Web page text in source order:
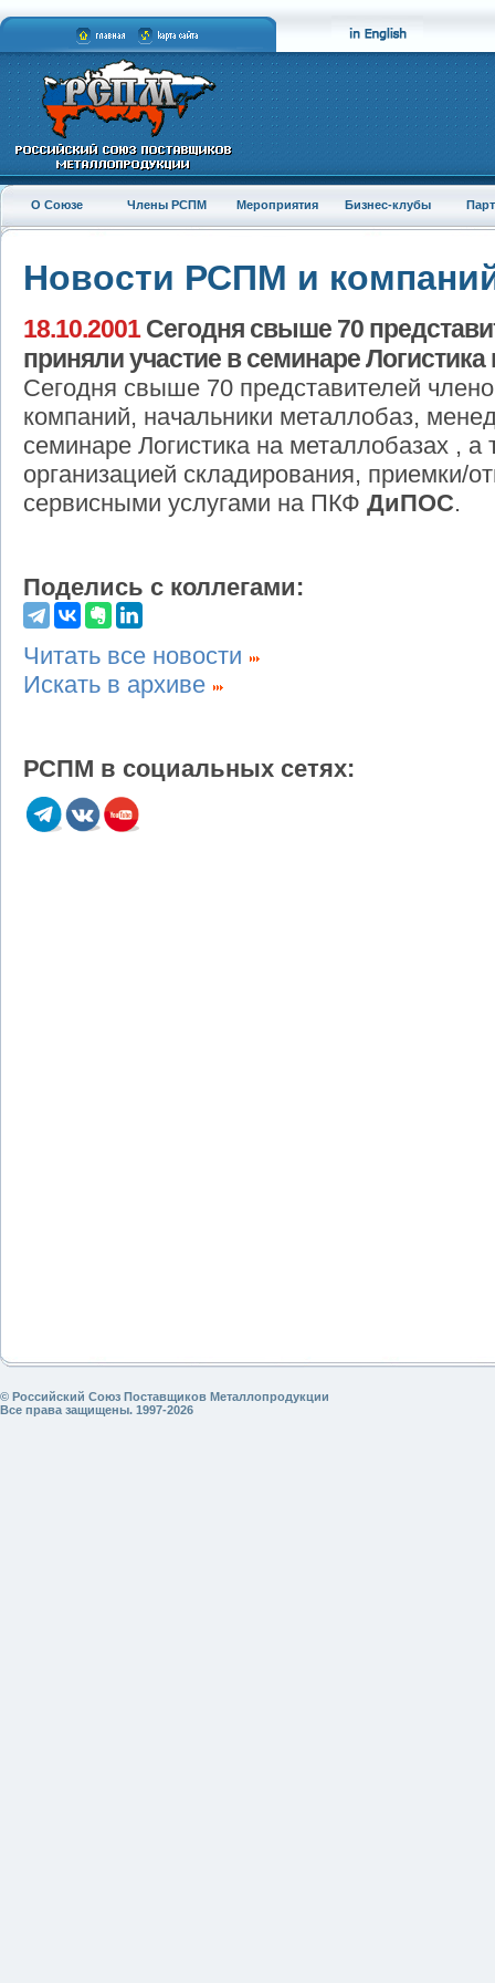
О Союзе Члены РСПМ Мероприятия Бизнес-клубы
Новости РСПМ и
18.10.2001Сегодня свыше 70
приняли участие в семинаре Логистика
Сегодня свыше 70 представителей
компаний, начальники металлобаз,
семинаре Логистика на металлобазах , а
организацией складирования, приемки/
сервисными услугами на ПКФ ДиПОС.
Поделись с коллегами:
Читать все новости
Искать в архиве
РСПМ в социальных сетях:
© Российский Союз Поставщиков Металлопродукции
Все права защищены. 1997-2026